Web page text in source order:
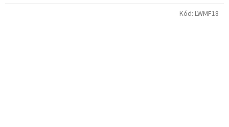
Kód: LWMF18